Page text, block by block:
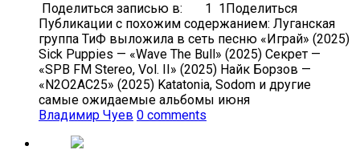
Поделиться записью в: 1 1Поделиться
Публикации с похожим содержанием: Луганская
группа ТиФ выложила в сеть песню «Играй» (2025)
Sick Puppies — «Wave The Bull» (2025) Секрет —
«SPB FM Stereo, Vol. II» (2025) Найк Борзов —
«N2O2AC25» (2025) Katatonia, Sodom и другие
самые ожидаемые альбомы июня
Владимир Чуев 0 comments